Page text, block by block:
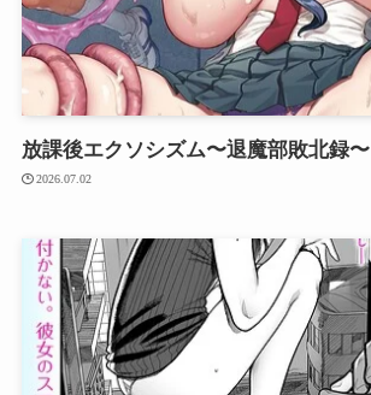
放課後エクソシズム〜退魔部敗北録〜
2026.07.02